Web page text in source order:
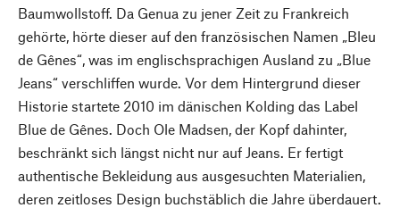
Baumwollstoff. Da Genua zu jener Zeit zu Frankreich
gehörte, hörte dieser auf den französischen Namen „Bleu
de Gênes“, was im englischsprachigen Ausland zu „Blue
Jeans“ verschliffen wurde. Vor dem Hintergrund dieser
Historie startete 2010 im dänischen Kolding das Label
Blue de Gênes. Doch Ole Madsen, der Kopf dahinter,
beschränkt sich längst nicht nur auf Jeans. Er fertigt
authentische Bekleidung aus ausgesuchten Materialien,
deren zeitloses Design buchstäblich die Jahre überdauert.